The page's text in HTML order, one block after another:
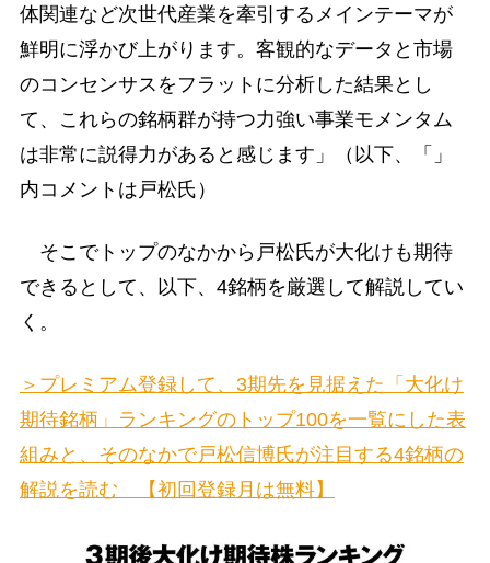
体関連など次世代産業を牽引するメインテーマが
鮮明に浮かび上がります。客観的なデータと市場
のコンセンサスをフラットに分析した結果とし
て、これらの銘柄群が持つ力強い事業モメンタム
は非常に説得力があると感じます」（以下、「」
内コメントは戸松氏）
そこでトップのなかから戸松氏が大化けも期待
できるとして、以下、4銘柄を厳選して解説してい
く。
＞プレミアム登録して、3期先を見据えた「大化け
期待銘柄」ランキングのトップ100を一覧にした表
組みと、そのなかで戸松信博氏が注目する4銘柄の
解説を読む 【初回登録月は無料】